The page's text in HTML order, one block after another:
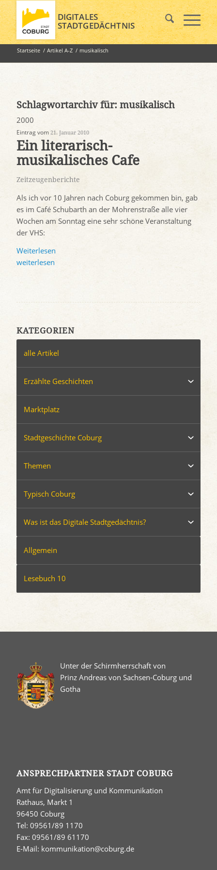
DIGITALES
STADTGEDÄCHTNIS
Startseite / Artikel A-Z / musikalisch
Schlagwortarchiv für: musikalisch
2000
Eintrag vom 21. Januar 2010
Ein literarisch-
musikalisches Cafe
Zeitzeugenberichte
Als ich vor 10 Jahren nach Coburg gekommen bin, gab
es im Café Schubarth an der Mohrenstraße alle vier
Wochen am Sonntag eine sehr schöne Veranstaltung
der VHS:
Weiterlesen
weiterlesen
KATEGORIEN
alle Artikel
Erzählte Geschichten
Marktplatz
Stadtgeschichte Coburg
Themen
Typisch Coburg
Was ist das Digitale Stadtgedächtnis?
Allgemein
Lesebuch 10
Unter der Schirmherrschaft von
Prinz Andreas von Sachsen-Coburg und
Gotha
ANSPRECHPARTNER STADT COBURG
Amt für Digitalisierung und Kommunikation
Rathaus, Markt 1
96450 Coburg
Tel: 09561/89 1170
Fax: 09561/89 61170
E-Mail: kommunikation@coburg.de